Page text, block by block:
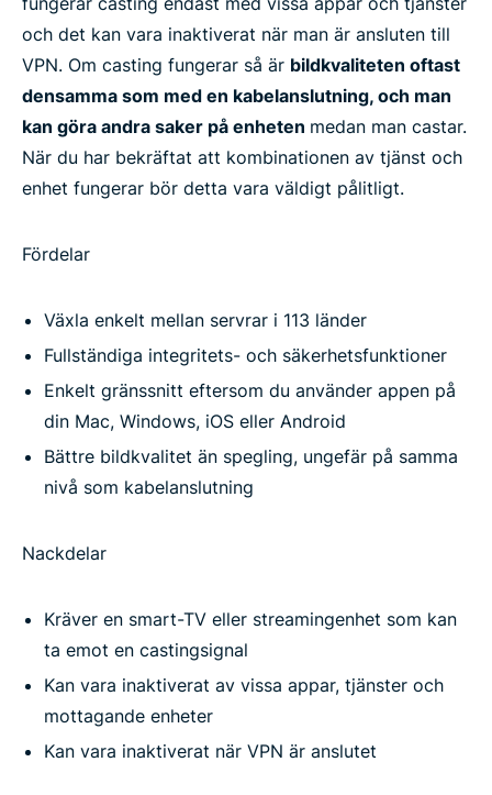
och det kan vara inaktiverat när man är ansluten till
VPN. Om casting fungerar så är bildkvaliteten oftast
densamma som med en kabelanslutning, och man
kan göra andra saker på enheten medan man castar.
När du har bekräftat att kombinationen av tjänst och
enhet fungerar bör detta vara väldigt pålitligt.
Fördelar
Växla enkelt mellan servrar i 113 länder
Fullständiga integritets- och säkerhetsfunktioner
Enkelt gränssnitt eftersom du använder appen på
din Mac, Windows, iOS eller Android
Bättre bildkvalitet än spegling, ungefär på samma
nivå som kabelanslutning
Nackdelar
Kräver en smart-TV eller streamingenhet som kan
ta emot en castingsignal
Kan vara inaktiverat av vissa appar, tjänster och
mottagande enheter
Kan vara inaktiverat när VPN är anslutet